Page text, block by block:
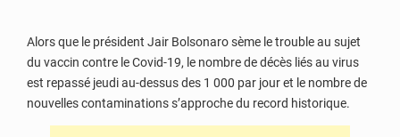
Alors que le président Jair Bolsonaro sème le trouble au sujet
du vaccin contre le Covid-19, le nombre de décès liés au virus
est repassé jeudi au-dessus des 1 000 par jour et le nombre de
nouvelles contaminations s’approche du record historique.